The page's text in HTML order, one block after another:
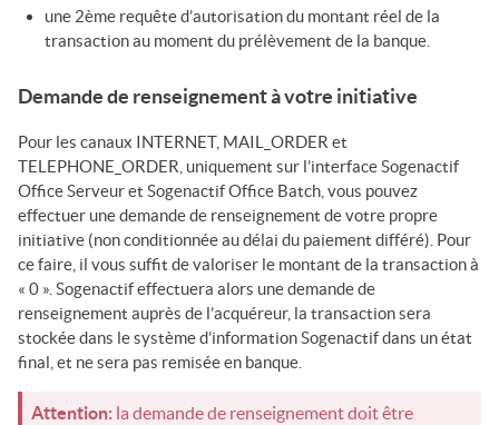
une 2ème requête d’autorisation du montant réel de la
transaction au moment du prélèvement de la banque.
Demande de renseignement à votre initiative
Pour les canaux INTERNET, MAIL_ORDER et
TELEPHONE_ORDER, uniquement sur l’interfaceSogenactif
Office Serveuret Sogenactif Office Batch , vous pouvez
effectuer une demande de renseignement de votre propre
initiative (non conditionnée au délai du paiement différé). Pour
ce faire, il vous suffit de valoriser le montant de la transaction à
« 0 ». Sogenactifeffectuera alors une demande de
renseignement auprès de l’acquéreur, la transaction sera
stockée dans le système d’informationSogenactifdans un état
final, et ne sera pas remisée en banque.
Attention: la demande de renseignement doit être